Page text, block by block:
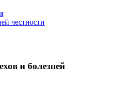
честности
и болезней